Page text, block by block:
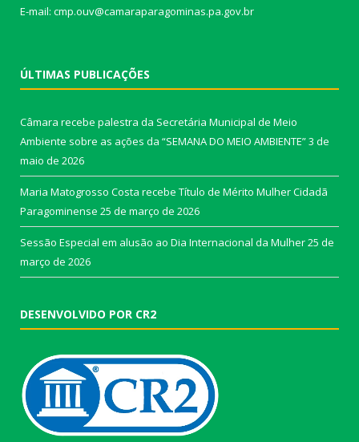
E-mail: cmp.ouv@camaraparagominas.pa.gov.br
ÚLTIMAS PUBLICAÇÕES
Câmara recebe palestra da Secretária Municipal de Meio
Ambiente sobre as ações da “SEMANA DO MEIO AMBIENTE”3 de
maio de 2026
Maria Matogrosso Costa recebe Título de Mérito Mulher Cidadã
Paragominense 25 de março de 2026
Sessão Especial em alusão ao Dia Internacional da Mulher25 de
março de 2026
DESENVOLVIDO POR CR2